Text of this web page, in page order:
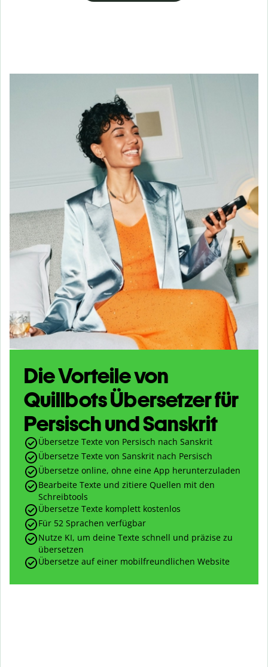
Die Vorteile von
Quillbots Übersetzer für
Persisch und Sanskrit
Übersetze Texte von Persisch nach Sanskrit
Übersetze Texte von Sanskrit nach Persisch
Übersetze online, ohne eine App herunterzuladen
Bearbeite Texte und zitiere Quellen mit den
Schreibtools
Übersetze Texte komplett kostenlos
Für 52 Sprachen verfügbar
Nutze KI, um deine Texte schnell und präzise zu
übersetzen
Übersetze auf einer mobilfreundlichen Website